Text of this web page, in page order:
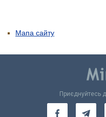
Мапа сайту
Приєднуйтесь